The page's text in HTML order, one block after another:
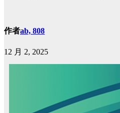
作者ab, 808
12 月 2, 2025